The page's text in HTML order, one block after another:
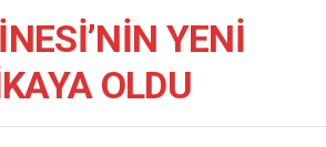
YENI
OLDU